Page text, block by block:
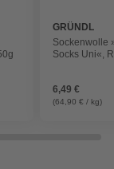
GRÜNDL
Sockenwolle
Socks Uni«,
6,49 €
(64,90 € / kg)